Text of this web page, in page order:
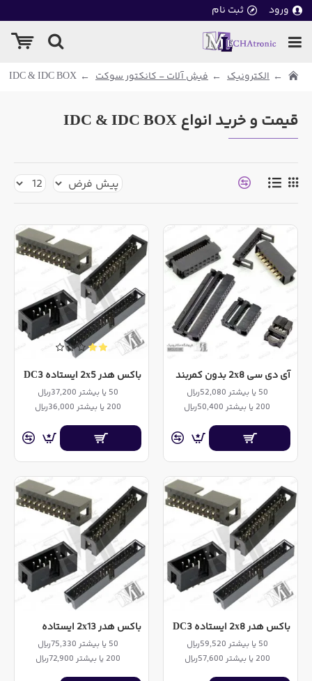
ورود ثبت نام
الکترونیک فیش آلات - کانکتور سوکت IDC & IDC BOX
قیمت و خرید انواع IDC & IDC BOX
آی دی سی 2x8 بدون کمربند
50 یا بیشتر 52,080ریال
200 یا بیشتر 50,400ریال
باکس هدر 2x5 ایستاده DC3
50 یا بیشتر 37,200ریال
200 یا بیشتر 36,000ریال
باکس هدر 2x8 ایستاده DC3
50 یا بیشتر 59,520ریال
200 یا بیشتر 57,600ریال
باکس هدر 2x13 ایستاده
50 یا بیشتر 75,330ریال
200 یا بیشتر 72,900ریال